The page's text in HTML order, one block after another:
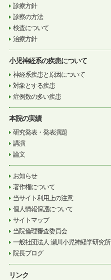
診療方針
診察の方法
検査について
治療方針
小児神経系の疾患について
神経系疾患と原因について
対象とする疾患
症例数の多い疾患
本院の実績
研究発表・発表演題
講演
論文
お知らせ
著作権について
当サイト利用上の注意
個人情報保護について
サイトマップ
当院倫理審査委員会
一般社団法人 瀬川小児神経学研究所
院長ブログ
リンク